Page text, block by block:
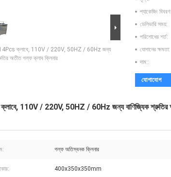
ক্লাবে, 110V / 220V, 50HZ / 60Hz জন্য
অতীত গল্ফ ক্লাব ক্লিনার
প্যাকেজিং বিবরণ:
ডেলিভারি সময়:
পরিশোধের শর্ত:
যোগানের ক্ষমতা:
দাম::
যোগাযোগ
110V / 220V, 50HZ / 60Hz জন্য বাণিজ্যিক শ্রুতির
গল্ফ অতিস্বনক ক্লিনার
400x350x350mm